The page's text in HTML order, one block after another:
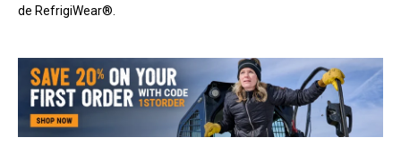
de RefrigiWear®.